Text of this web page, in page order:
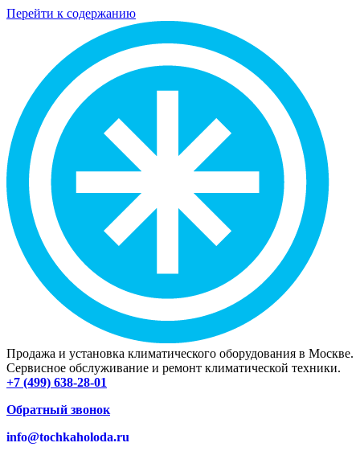
Перейти к содержанию
Продажа и установка климатического оборудования в Москве.
Сервисное обслуживание и ремонт климатической техники.
+7 (499) 638-28-01
Обратный звонок
info@tochkaholoda.ru